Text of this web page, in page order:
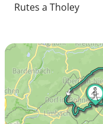
Rutes a Tholey